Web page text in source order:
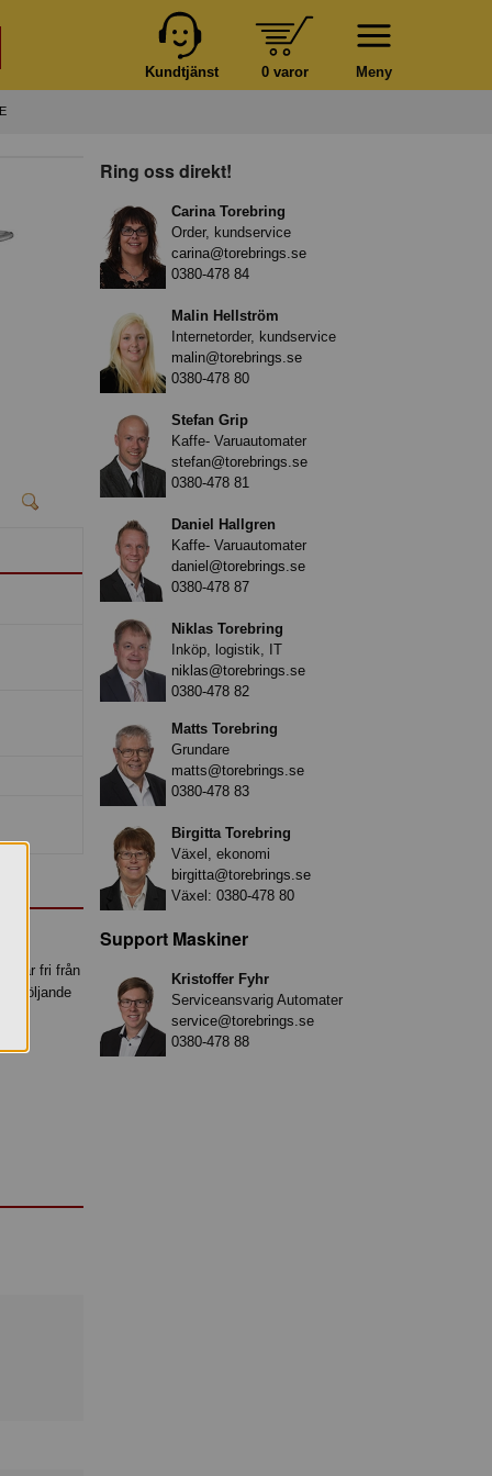
Meny
0 varor
Kundtjänst
är fri från
Ring oss direkt!
Carina Torebring
Order, kundservice
carina@torebrings.se
0380-478 84
Malin Hellström
Internetorder, kundservice
malin@torebrings.se
0380-478 80
Stefan Grip
Kaffe- Varuautomater
stefan@torebrings.se
0380-478 81
Daniel Hallgren
Kaffe- Varuautomater
daniel@torebrings.se
0380-478 87
Niklas Torebring
Inköp, logistik, IT
niklas@torebrings.se
0380-478 82
Matts Torebring
Grundare
matts@torebrings.se
0380-478 83
Birgitta Torebring
Växel, ekonomi
birgitta@torebrings.se
Växel: 0380-478 80
Support Maskiner
Kristoffer Fyhr
Serviceansvarig Automater
service@torebrings.se
0380-478 88